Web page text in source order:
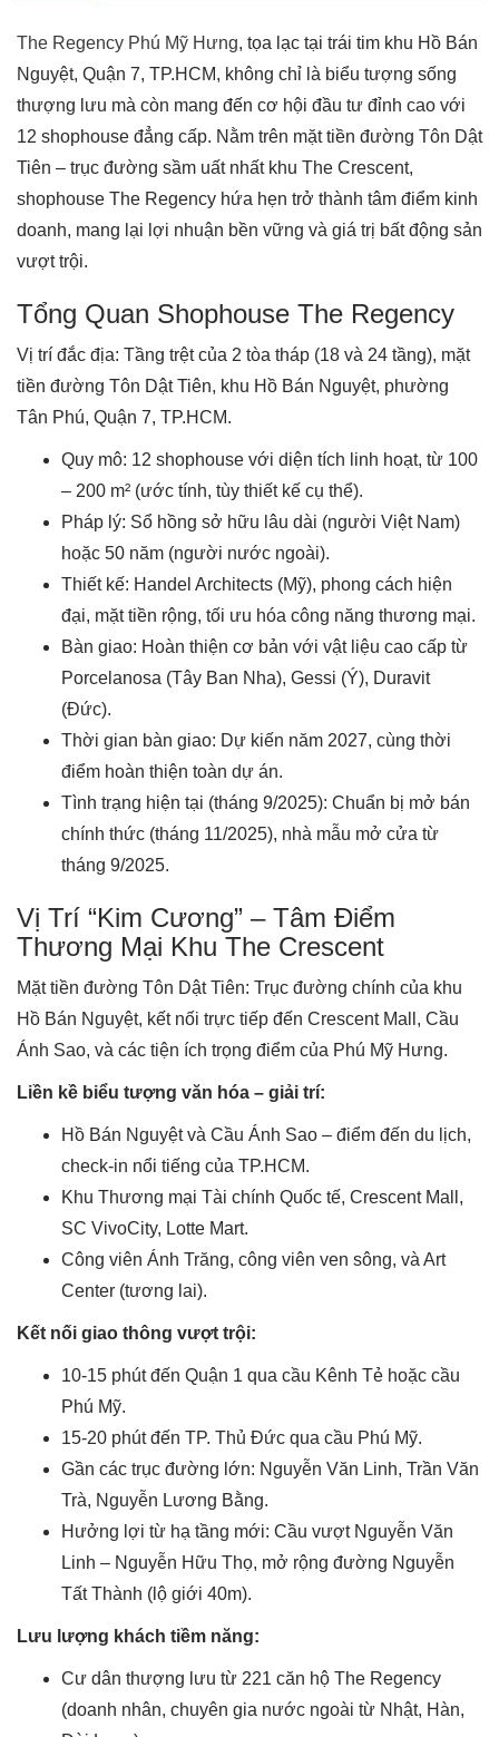
The Regency Phú Mỹ Hưng, tọa lạc tại trái tim khu Hồ Bán
Nguyệt, Quận 7, TP.HCM, không chỉ là biểu tượng sống
thượng lưu mà còn mang đến cơ hội đầu tư đỉnh cao với
12 shophouse đẳng cấp. Nằm trên mặt tiền đường Tôn Dật
Tiên – trục đường sầm uất nhất khu The Crescent,
shophouse The Regency hứa hẹn trở thành tâm điểm kinh
doanh, mang lại lợi nhuận bền vững và giá trị bất động sản
vượt trội.
Tổng Quan Shophouse The Regency
Vị trí đắc địa: Tầng trệt của 2 tòa tháp (18 và 24 tầng), mặt
tiền đường Tôn Dật Tiên, khu Hồ Bán Nguyệt, phường
Tân Phú, Quận 7, TP.HCM.
Quy mô: 12 shophouse với diện tích linh hoạt, từ 100
– 200 m² (ước tính, tùy thiết kế cụ thể).
Pháp lý: Sổ hồng sở hữu lâu dài (người Việt Nam)
hoặc 50 năm (người nước ngoài).
Thiết kế: Handel Architects (Mỹ), phong cách hiện
đại, mặt tiền rộng, tối ưu hóa công năng thương mại.
Bàn giao: Hoàn thiện cơ bản với vật liệu cao cấp từ
Porcelanosa (Tây Ban Nha), Gessi (Ý), Duravit
(Đức).
Thời gian bàn giao: Dự kiến năm 2027, cùng thời
điểm hoàn thiện toàn dự án.
Tình trạng hiện tại (tháng 9/2025): Chuẩn bị mở bán
chính thức (tháng 11/2025), nhà mẫu mở cửa từ
tháng 9/2025.
Vị Trí “Kim Cương” – Tâm Điểm
Thương Mại Khu The Crescent
Mặt tiền đường Tôn Dật Tiên: Trục đường chính của khu
Hồ Bán Nguyệt, kết nối trực tiếp đến Crescent Mall, Cầu
Ánh Sao, và các tiện ích trọng điểm của Phú Mỹ Hưng.
Liền kề biểu tượng văn hóa – giải trí:
Hồ Bán Nguyệt và Cầu Ánh Sao – điểm đến du lịch,
check-in nổi tiếng của TP.HCM.
Khu Thương mại Tài chính Quốc tế, Crescent Mall,
SC VivoCity, Lotte Mart.
Công viên Ánh Trăng, công viên ven sông, và Art
Center (tương lai).
Kết nối giao thông vượt trội:
10-15 phút đến Quận 1 qua cầu Kênh Tẻ hoặc cầu
Phú Mỹ.
15-20 phút đến TP. Thủ Đức qua cầu Phú Mỹ.
Gần các trục đường lớn: Nguyễn Văn Linh, Trần Văn
Trà, Nguyễn Lương Bằng.
Hưởng lợi từ hạ tầng mới: Cầu vượt Nguyễn Văn
Linh – Nguyễn Hữu Thọ, mở rộng đường Nguyễn
Tất Thành (lộ giới 40m).
Lưu lượng khách tiềm năng:
Cư dân thượng lưu từ 221 căn hộ The Regency
(doanh nhân, chuyên gia nước ngoài từ Nhật, Hàn,